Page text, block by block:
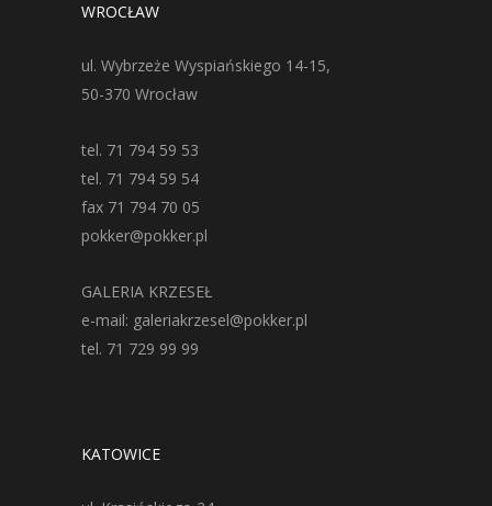
WROCŁAW
ul. Wybrzeże Wyspiańskiego 14-15,
50-370 Wrocław
tel. 71 794 59 53
tel. 71 794 59 54
fax 71 794 70 05
pokker@pokker.pl
GALERIA KRZESEŁ
e-mail: galeriakrzesel@pokker.pl
tel. 71 729 99 99
KATOWICE